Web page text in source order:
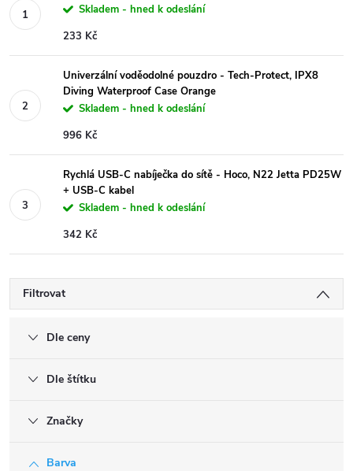
Skladem - hned k odeslání
233 Kč
Univerzální voděodolné pouzdro - Tech-Protect, IPX8
Diving Waterproof Case Orange
Skladem - hned k odeslání
996 Kč
Rychlá USB-C nabíječka do sítě - Hoco, N22 Jetta PD25W
+ USB-C kabel
Skladem - hned k odeslání
342 Kč
Filtrovat
Dle ceny
Dle štítku
Značky
Barva